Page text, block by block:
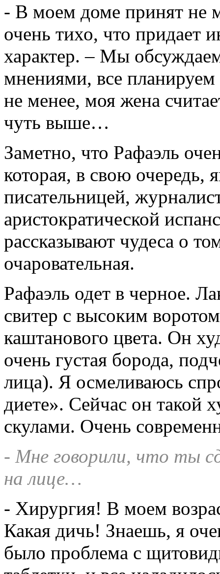
- В моем доме принят не
очень тихо, что придает
характер. – Мы
мнениями, все
не менее, моя жена
чуть выше…
Заметно, что Рафаэль
которая, в свою очередь,
писательницей,
аристократической
рассказывают чудеса о
очаровательная.
Рафаэль одет в черное.
свитер с высоким
каштанового цвета. Он
очень густая борода,
лица). Я осмеливаюсь
диете». Сейчас он такой
скулами. Очень
- Мне говорили, что ты
на лице…
- Хирургия! В моем
Какая дичь! Знаешь, я
было проблема с